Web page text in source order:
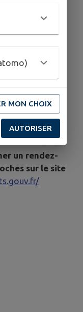
91 32/06 44
un rendez-
sur le site
MON CHOIX
AUTORISER